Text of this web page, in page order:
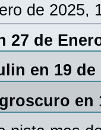
de 2025,
27 de
en 19 de
en